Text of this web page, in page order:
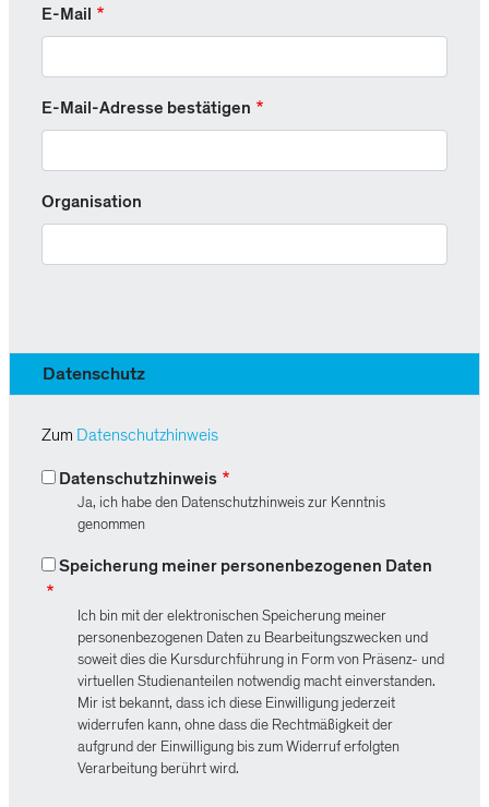
E-Mail
E-Mail
E-Mail-Adresse bestätigen
Organisation
Datenschutz
Zum Datenschutzhinweis
Datenschutzhinweis
Ja, ich habe den Datenschutzhinweis zur Kenntnis
genommen
Speicherung meiner personenbezogenen Daten
Ich bin mit der elektronischen Speicherung meiner
personenbezogenen Daten zu Bearbeitungszwecken und
soweit dies die Kursdurchführung in Form von Präsenz- und
virtuellen Studienanteilen notwendig macht einverstanden.
Mir ist bekannt, dass ich diese Einwilligung jederzeit
widerrufen kann, ohne dass die Rechtmäßigkeit der
aufgrund der Einwilligung bis zum Widerruf erfolgten
Verarbeitung berührt wird.